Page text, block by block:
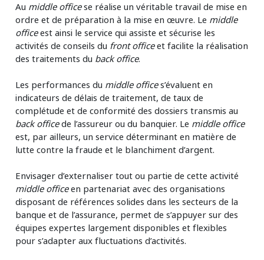
Au middle officese réalise un véritable travail de mise en
ordre et de préparation à la mise en œuvre. Le middle
officeest ainsi le service qui assiste et sécurise les
activités de conseils du front officeet facilite la réalisation
des traitements du back office.
Les performances du middle offices’évaluent en
indicateurs de délais de traitement, de taux de
complétude et de conformité des dossiers transmis au
back officede l’assureur ou du banquier. Le middle office
est, par ailleurs, un service déterminant en matière de
lutte contre la fraude et le blanchiment d’argent.
Envisager d’externaliser tout ou partie de cette activité
middle officeen partenariat avec des organisations
disposant de références solides dans les secteurs de la
banque et de l’assurance, permet de s’appuyer sur des
équipes expertes largement disponibles et flexibles
pour s’adapter aux fluctuations d’activités.